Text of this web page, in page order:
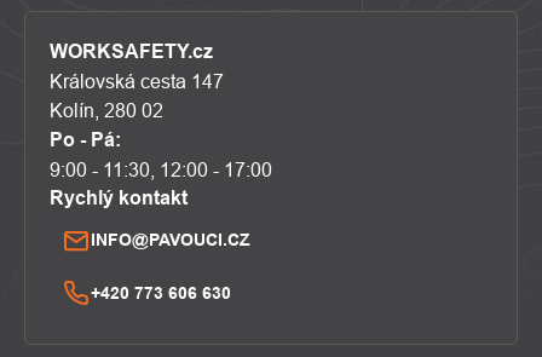
WORKSAFETY.cz
Královská cesta 147
Kolín, 280 02
Po - Pá:
9:00 - 11:30, 12:00 - 17:00
Rychlý kontakt
INFO@PAVOUCI.CZ
+420 773 606 630